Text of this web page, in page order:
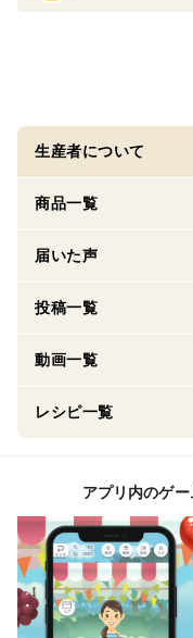
生産者について
商品一覧
届いた声
投稿一覧
動画一覧
レシピ一覧
アプリ内のゲ